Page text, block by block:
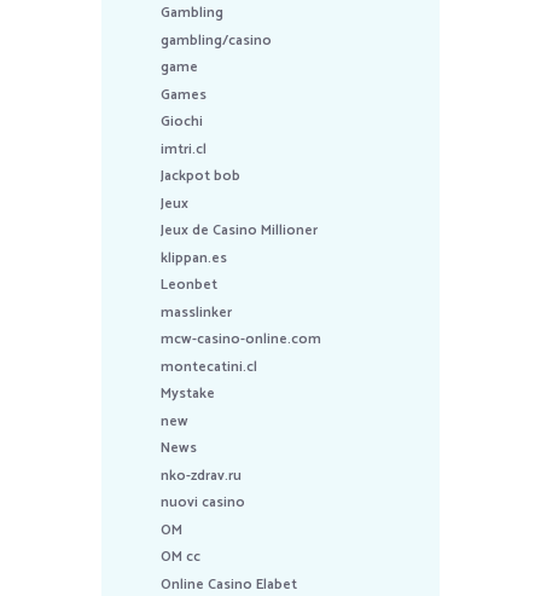
Gambling
gambling/casino
game
Games
Giochi
imtri.cl
Jackpot bob
Jeux
Jeux de Casino Millioner
klippan.es
Leonbet
masslinker
mcw-casino-online.com
montecatini.cl
Mystake
new
News
nko-zdrav.ru
nuovi casino
OM
OM cc
Online Casino Elabet